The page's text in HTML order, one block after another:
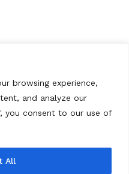
browsing experience,
and analyze our
you consent to our use of
All